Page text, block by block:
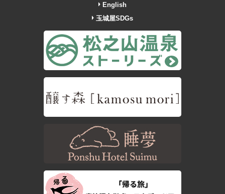
English
玉城屋SDGs